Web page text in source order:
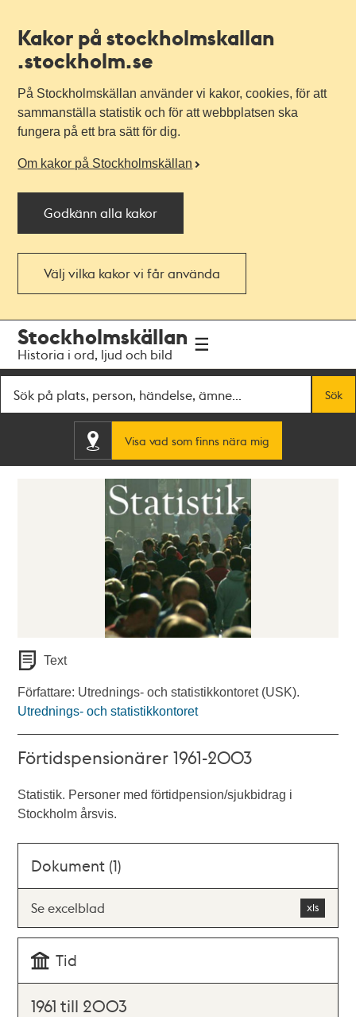
Kakor på stockholmskallan
.stockholm.se
På Stockholmskällan använder vi kakor, cookies, för att
sammanställa statistik och för att webbplatsen ska
fungera på ett bra sätt för dig.
Om kakor på Stockholmskällan
Godkänn alla kakor
Välj vilka kakor vi får använda
navigationen
huvudinnehållet
Stockholmskällan
Historia i ord, ljud och bild
Sök
Visa vad som finns nära mig
Text
Författare: Utrednings- och statistikkontoret (USK).
Utrednings- och statistikkontoret
Förtidspensionärer 1961-2003
Statistik. Personer med förtidpension/sjukbidrag i
Stockholm årsvis.
Dokument (1)
Se excelblad
Tid
1961 till 2003